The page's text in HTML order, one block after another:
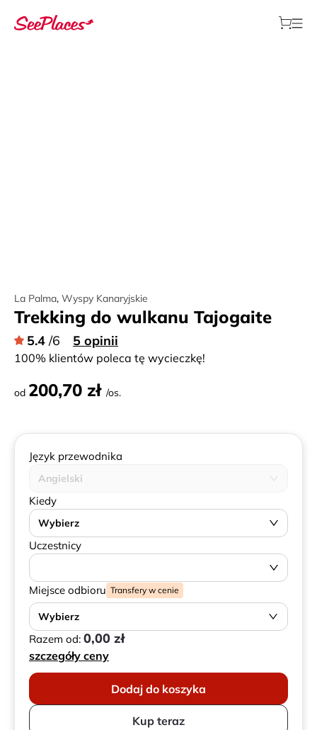
La Palma, Wyspy Kanaryjskie
Trekking do wulkanu Tajogaite
5.4 /6 5 opinii
100% klientów poleca tę wycieczkę!
od 200,70 zł /os.
Język przewodnika
Angielski
Kiedy
Wybierz
Uczestnicy
Miejsce odbioru Transfery w cenie
Wybierz
Razem od: 0,00 zł
szczegóły ceny
Dodaj do koszyka
Kup teraz